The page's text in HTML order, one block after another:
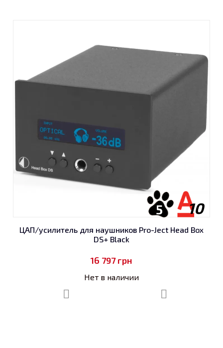
10
5
ЦАП/усилитель для наушников Pro-Ject Head Box
DS+ Black
16 797грн
Нет в наличии